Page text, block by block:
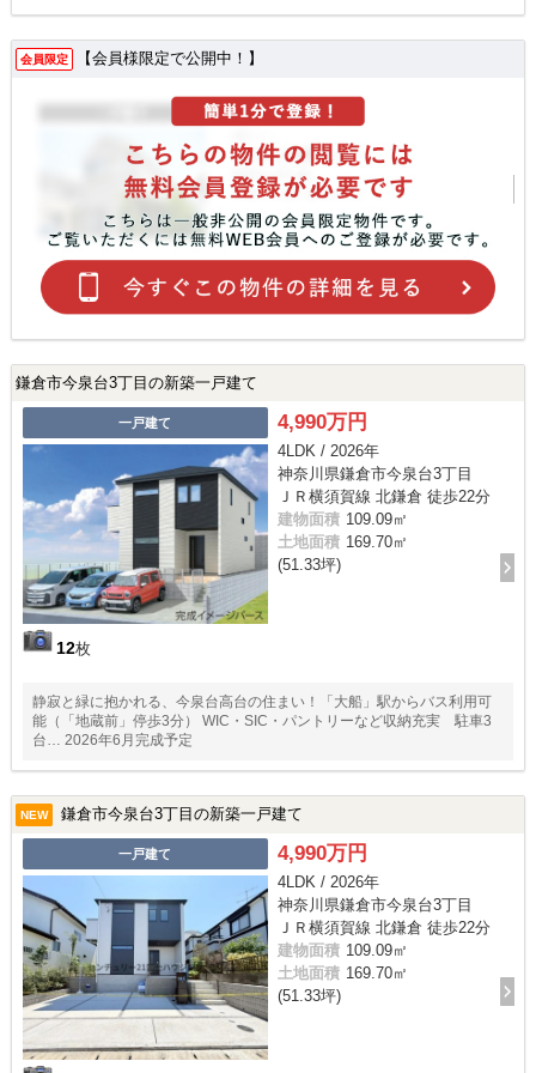
会員限定 【会員様限定で公開中！】
鎌倉市今泉台3丁目の新築一戸建て
一戸建て
12枚
4,990万円
4LDK / 2026年
神奈川県鎌倉市今泉台3丁目
ＪＲ横須賀線 北鎌倉 徒歩22分
建物面積 109.09㎡
土地面積 169.70㎡
(51.33坪)
静寂と緑に抱かれる、今泉台高台の住まい！「大船」駅からバス利用可
能（「地蔵前」停歩3分） WIC・SIC・パントリーなど収納充実 駐車3
台… 2026年6月完成予定
NEW 鎌倉市今泉台3丁目の新築一戸建て
一戸建て 4,990万円
4LDK / 2026年
神奈川県鎌倉市今泉台3丁目
ＪＲ横須賀線 北鎌倉 徒歩22分
建物面積 109.09㎡
土地面積 169.70㎡
(51.33坪)